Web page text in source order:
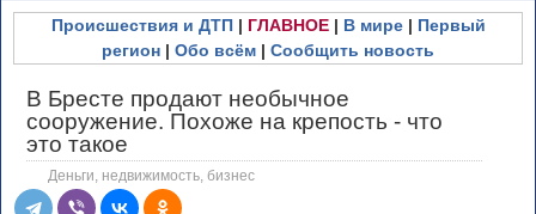
Происшествия и ДТП| ГЛАВНОЕ| В мире| Первый
регион | Обо всём | Сообщить новость
В Бресте продают необычное
сооружение. Похоже на крепость - что
это такое
Деньги, недвижимость, бизнес